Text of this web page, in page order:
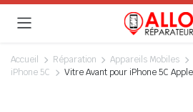
Accueil Réparation Appareils Mobiles
iPhone 5C
Vitre Avant pour iPhone 5C Apple